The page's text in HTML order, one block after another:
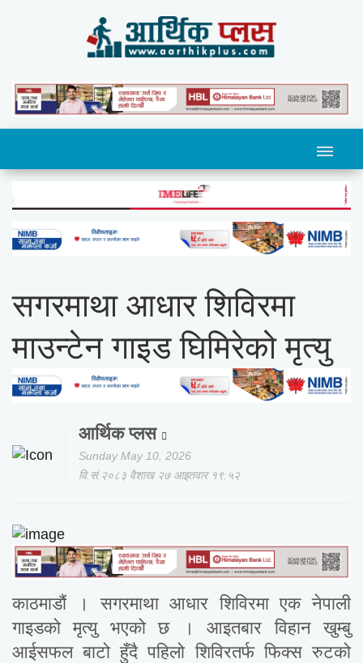
सगरमाथा आधार शिविरमा
माउन्टेन गाइड घिमिरेको मृत्यु
आर्थिक प्लस
Sunday May 10, 2026
वि.सं.२०८३ वैशाख २७ आइतवार १९:५२
काठमाडौं । सगरमाथा आधार शिविरमा एक नेपाली
गाइडको मृत्यु भएको छ । आइतबार विहान खुम्बु
आईसफल बाटो हुँदै पहिलो शिविरतर्फ फिक्स रुटको